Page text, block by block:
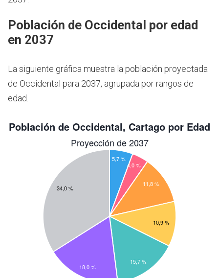
Población de Occidental por edad
en 2037
La siguiente gráfica muestra la población proyectada
de Occidental para 2037, agrupada por rangos de
edad.